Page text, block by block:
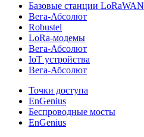
Базовые станции LoRaWAN
Вега-Абсолют
Robustel
LoRa-модемы
Вега-Абсолют
IoT устройства
Вега-Абсолют
Точки доступа
EnGenius
Беспроводные мосты
EnGenius